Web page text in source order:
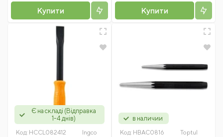
Купити Купити
Є на складі (Відправка
1-4 днів)
Код: HCCL082412 Ingco
в наличии
Код: HBAC0816 Toptul